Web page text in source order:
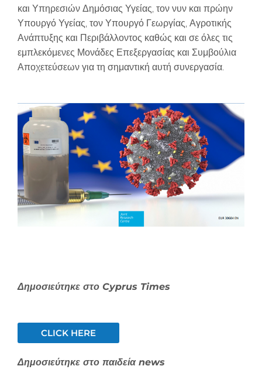
και Υπηρεσιών Δημόσιας Υγείας, τον νυν και πρώην
Υπουργό Υγείας, τον Υπουργό Γεωργίας, Αγροτικής
Ανάπτυξης και Περιβάλλοντος καθώς και σε όλες τις
εμπλεκόμενες Μονάδες Επεξεργασίας και Συμβούλια
Αποχετεύσεων για τη σημαντική αυτή συνεργασία.
Δημοσιεύτηκε στο Cyprus Times
CLICK HERE
Δημοσιεύτηκε στο παιδεία news